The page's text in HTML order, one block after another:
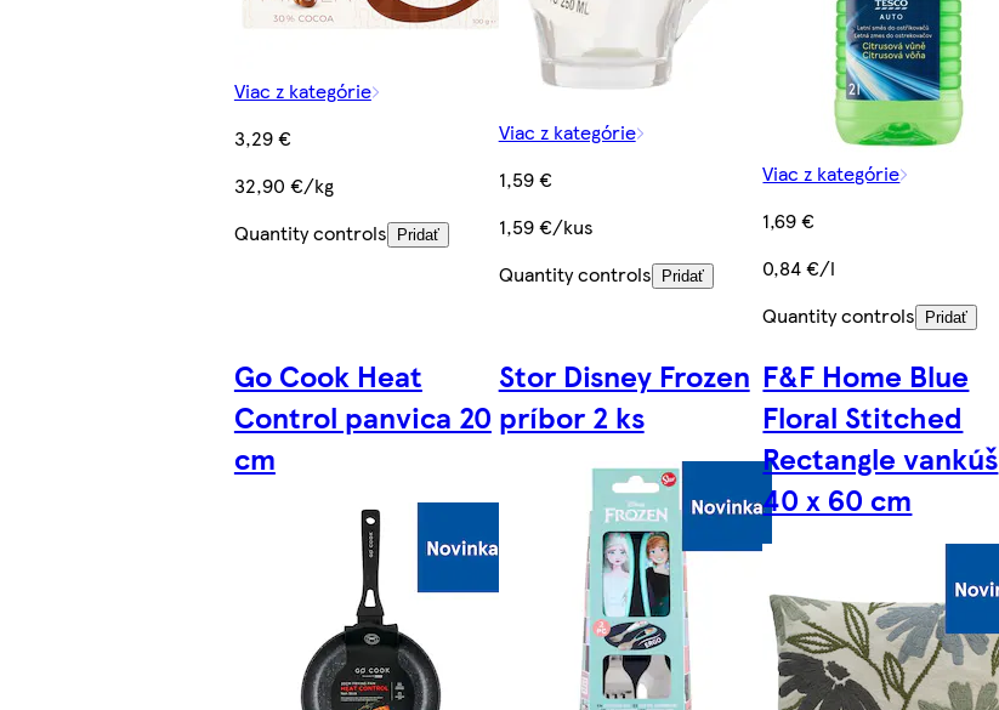
Viac z kategórie
3,29 €
32,90 €/kg
Quantity controls
Pridať
Viac z kategórie
1,59 €
1,59 €/kus
Quantity controls
Pridať
Viac z kategórie
1,69 €
0,84 €/l
Quantity controls
Pridať
Go Cook Heat
Control panvica 20
cm
Stor Disney Frozen
príbor 2 ks
F&F Home Blue
Floral Stitched
Rectangle vankúš
40 x 60 cm